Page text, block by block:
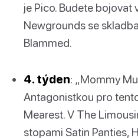
je Pico. Budete bojovat
Newgrounds se
Blammed.
4. týden: „Mommy
Antagonistkou pro
Mearest. V The
stopami Satin Panties,